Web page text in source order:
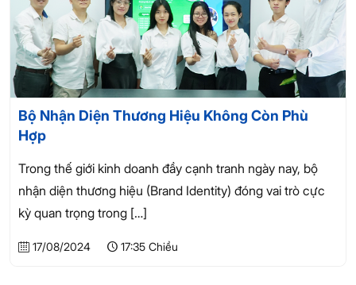
Bộ Nhận Diện Thương Hiệu Không Còn Phù
Hợp
Trong thế giới kinh doanh đầy cạnh tranh ngày nay, bộ
nhận diện thương hiệu (Brand Identity) đóng vai trò cực
kỳ quan trọng trong […]
17/08/2024 17:35 Chiều